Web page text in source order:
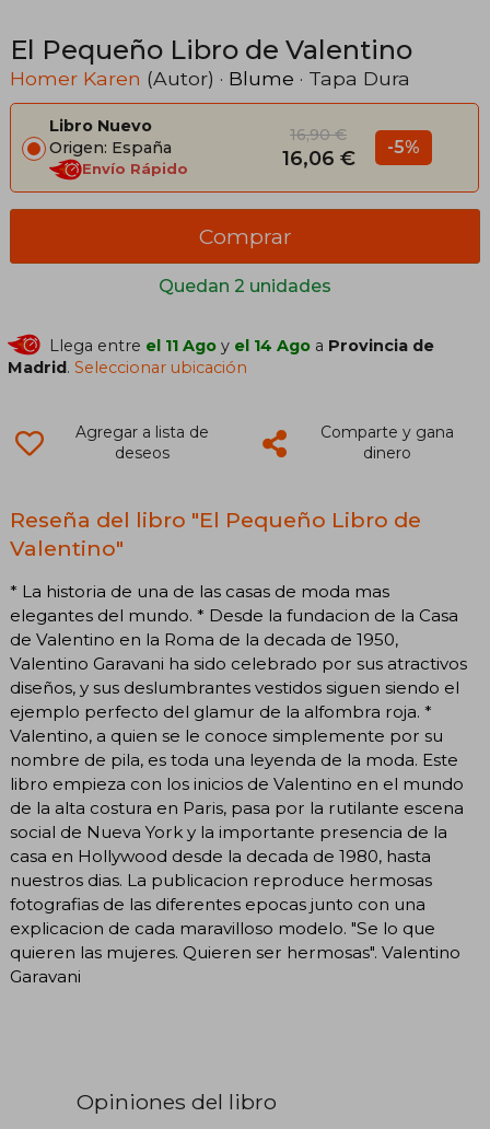
El Pequeño Libro de Valentino
Homer Karen (Autor) · Blume · Tapa Dura
Libro Nuevo
Origen: España
Envío Rápido
16,90 €
16,06 € -5%
Quedan 2 unidades
Comprar
Llega entre el 11 Ago y el 14 Ago a Provincia de
Madrid.Seleccionar ubicación
Agregar a lista de
deseos
Comparte y gana
dinero
Reseña del libro "El Pequeño Libro de
Valentino"
* La historia de una de las casas de moda mas
elegantes del mundo. * Desde la fundacion de la Casa
de Valentino en la Roma de la decada de 1950,
Valentino Garavani ha sido celebrado por sus atractivos
diseños, y sus deslumbrantes vestidos siguen siendo el
ejemplo perfecto del glamur de la alfombra roja. *
Valentino, a quien se le conoce simplemente por su
nombre de pila, es toda una leyenda de la moda. Este
libro empieza con los inicios de Valentino en el mundo
de la alta costura en Paris, pasa por la rutilante escena
social de Nueva York y la importante presencia de la
casa en Hollywood desde la decada de 1980, hasta
nuestros dias. La publicacion reproduce hermosas
fotografias de las diferentes epocas junto con una
explicacion de cada maravilloso modelo. "Se lo que
quieren las mujeres. Quieren ser hermosas". Valentino
Garavani
Opiniones del libro